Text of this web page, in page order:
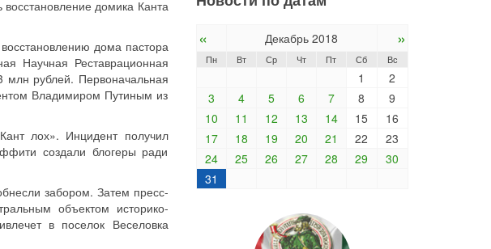
домика Канта
дома пастора
Научная Реставрационная
млн рублей. Первоначальная
Владимиром Путиным из
лох». Инцидент получил
создали блогеры ради
забором. Затем пресс-
объектом историко-
в поселок Веселовка
« Декабрь 2018 »
Пн Вт Ср Чт Пт Сб Вс
1
2
3
4 5 6 7 8
9
10
11 12 13 14 15
16
17
18 19 20 21 22
23
24
25 26 27 28 29
30
31